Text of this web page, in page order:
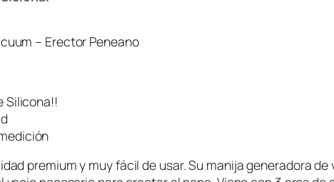
– Erector Peneano
Silicona!!
premium y muy fácil de usar. Su manija generadora